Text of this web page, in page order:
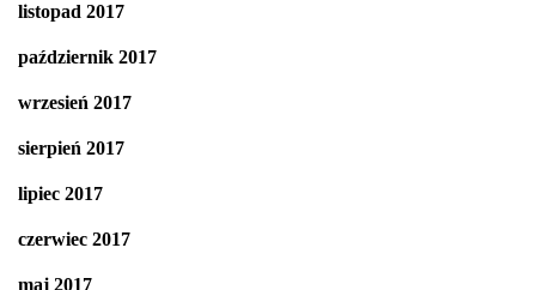
listopad 2017
październik 2017
wrzesień 2017
sierpień 2017
lipiec 2017
czerwiec 2017
maj 2017